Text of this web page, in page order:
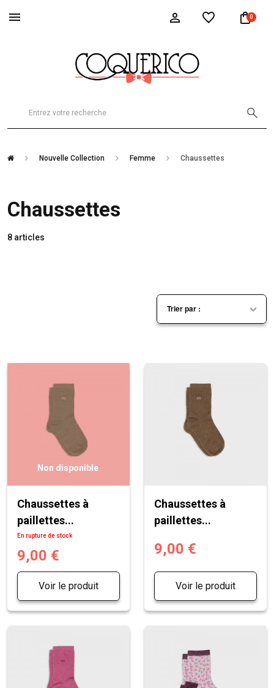
0
Nouvelle Collection Femme Chaussettes
Chaussettes
8 articles
Non disponible
Chaussettes à
paillettes...
En rupture de stock
9,00 €
Voir le produit
Chaussettes à
paillettes...
9,00 €
Voir le produit